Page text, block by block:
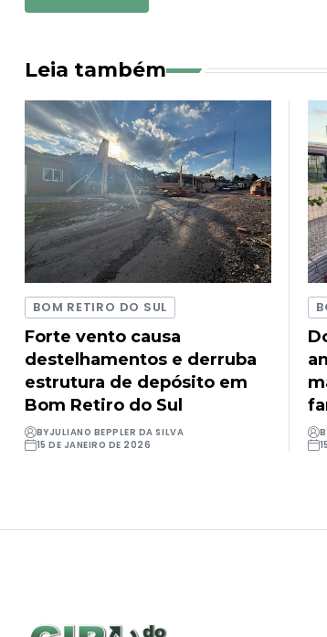
Leia também
BOM RETIRO DO SUL
Forte vento causa
destelhamentos e derruba
estrutura de depósito em
Bom Retiro do Sul
BYJULIANO BEPPLER DA SILVA
15 DE JANEIRO DE 2026